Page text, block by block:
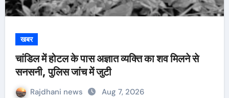
खबर
चांडिल में होटल के पास अज्ञात व्यक्ति का शव मिलने से
सनसनी, पुलिस जांच में जुटी
Rajdhani news Aug 7, 2026